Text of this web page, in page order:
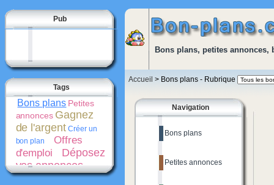
Pub
Tags
Bons plans Petites
annonces Gagnez
de l'argent Créer un
bon plan
Offres
d'emploi
Déposez
vos annonces
gratuitement
Bons
Bons plans, petites
Accueil > Bons plans - Rubrique
Navigation
Bons plans
Petites annonces